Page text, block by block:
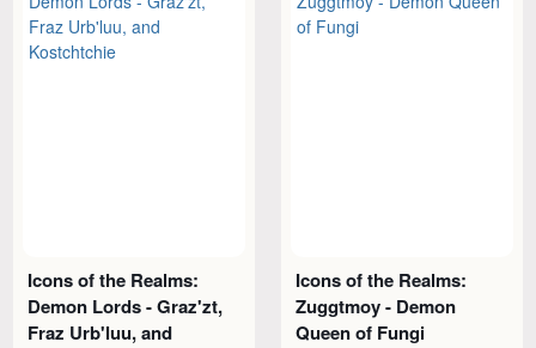
Icons of the Realms:
Demon Lords - Graz'zt,
Fraz Urb'luu, and
Icons of the Realms:
Zuggtmoy - Demon
Queen of Fungi